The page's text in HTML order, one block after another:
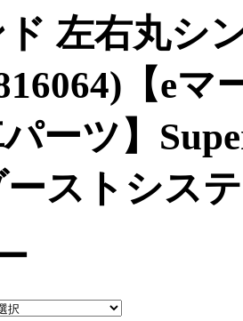
左右丸シ
【e
パーツ】
ストシス